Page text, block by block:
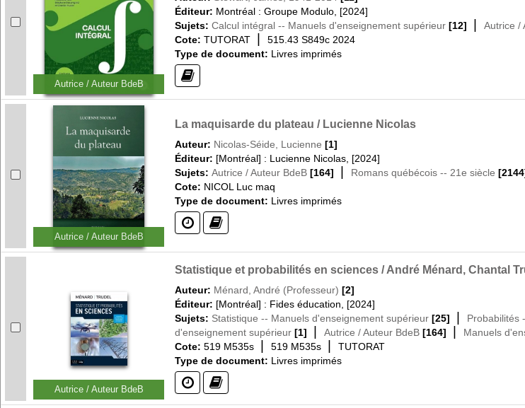
Autrice / Auteur BdeB
Éditeur: Montréal : Groupe Modulo, [2024]
Sujets: Calcul intégral -- Manuels d'enseignement supérieur [12] Autrice /
Cote: TUTORAT
515.43 S849c 2024
Type de document: Livres imprimés
(?)
Autrice / Auteur BdeB
La maquisarde du plateau / Lucienne Nicolas
Auteur: Nicolas-Séide, Lucienne [1]
Éditeur: [Montréal] : Lucienne Nicolas, [2024]
Sujets: Autrice / Auteur BdeB [164] Romans québécois -- 21e siècle
Cote: NICOL Luc maq
Type de document: Livres imprimés
(?) (?)
Autrice / Auteur BdeB
Statistique et probabilités en sciences / André Ménard, Chantal
Auteur: Ménard, André (Professeur) [2]
Éditeur: [Montréal] : Fides éducation, [2024]
Sujets: Statistique -- Manuels d'enseignement supérieur [25] Probabilités
d'enseignement supérieur [1] Autrice / Auteur BdeB [164] Manuels
Cote: 519 M535s 519 M535s
TUTORAT
Type de document: Livres imprimés
(?) (?)